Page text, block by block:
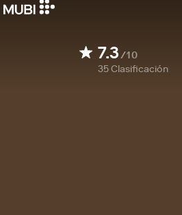
7.3/10
35Clasificación